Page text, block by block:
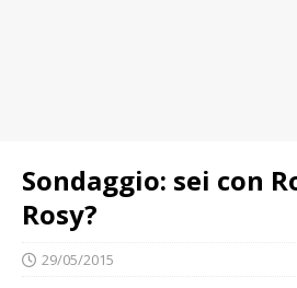
Sondaggio: sei con
Rosy?
29/05/2015